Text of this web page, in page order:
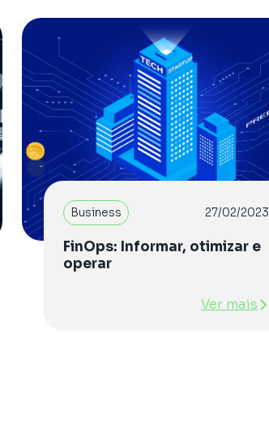
Business 27/02/2023
FinOps: Informar, otimizar e
operar
Ver mais